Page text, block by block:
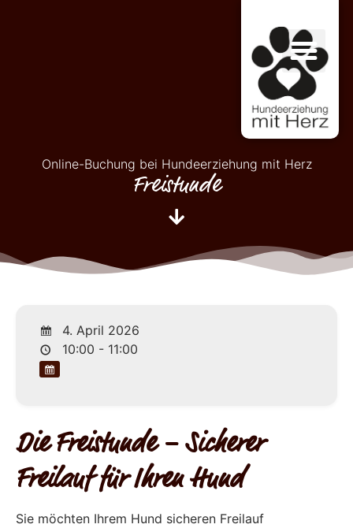
Online-Buchung bei Hundeerziehung mit Herz
Freistunde
4. April 2026
10:00 - 11:00
Die Freistunde – Sicherer
Freilauf für Ihren Hund
Sie möchten Ihrem Hund sicheren Freilauf